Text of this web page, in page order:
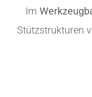
Im
Stützstrukturen